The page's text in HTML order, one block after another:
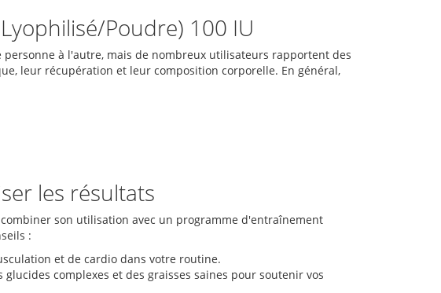
Poudre) 100 IU
à l'autre, mais de nombreux utilisateurs rapportent des
leur récupération et leur composition corporelle. En général,
les résultats
son utilisation avec un programme d'entraînement
:
et de cardio dans votre routine.
glucides complexes et des graisses saines pour soutenir vos